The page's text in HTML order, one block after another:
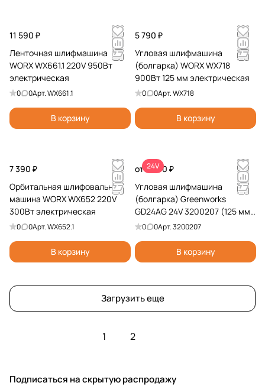
11 590 ₽
Ленточная шлифмашина
WORX WX661.1 220V 950Вт
электрическая
0 0Арт.WX661.1
В корзину
5 790 ₽
Угловая шлифмашина
(болгарка) WORX WX718
900Вт 125 мм электрическая
0 0Арт.WX718
В корзину
7 390 ₽
Орбитальная шлифовальная
машина WORX WX652 220V
300Вт электрическая
0 0Арт.WX652.1
В корзину
24V
от 7 990 ₽
Угловая шлифмашина
(болгарка) Greenworks
GD24AG 24V 3200207 (125 мм)
бесщеточная аккумуляторная
0 0Арт.3200207
В корзину
Загрузить еще
1 2
Подписаться на скрытую распродажу